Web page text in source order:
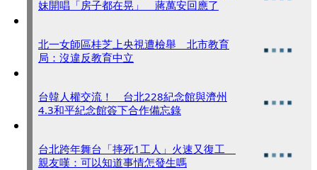
妹開唱「房子都在晃」 蔣萬安回應了
北一女師區桂芝上央視遭檢舉 北市教育
局：沒違反教育中立
台韓人權交流！ 台北228紀念館與濟州
4.3和平紀念館簽下合作備忘錄
台北跨年舞台「摔死1工人」火速又復工
親友嘆：可以知道事情怎發生嗎